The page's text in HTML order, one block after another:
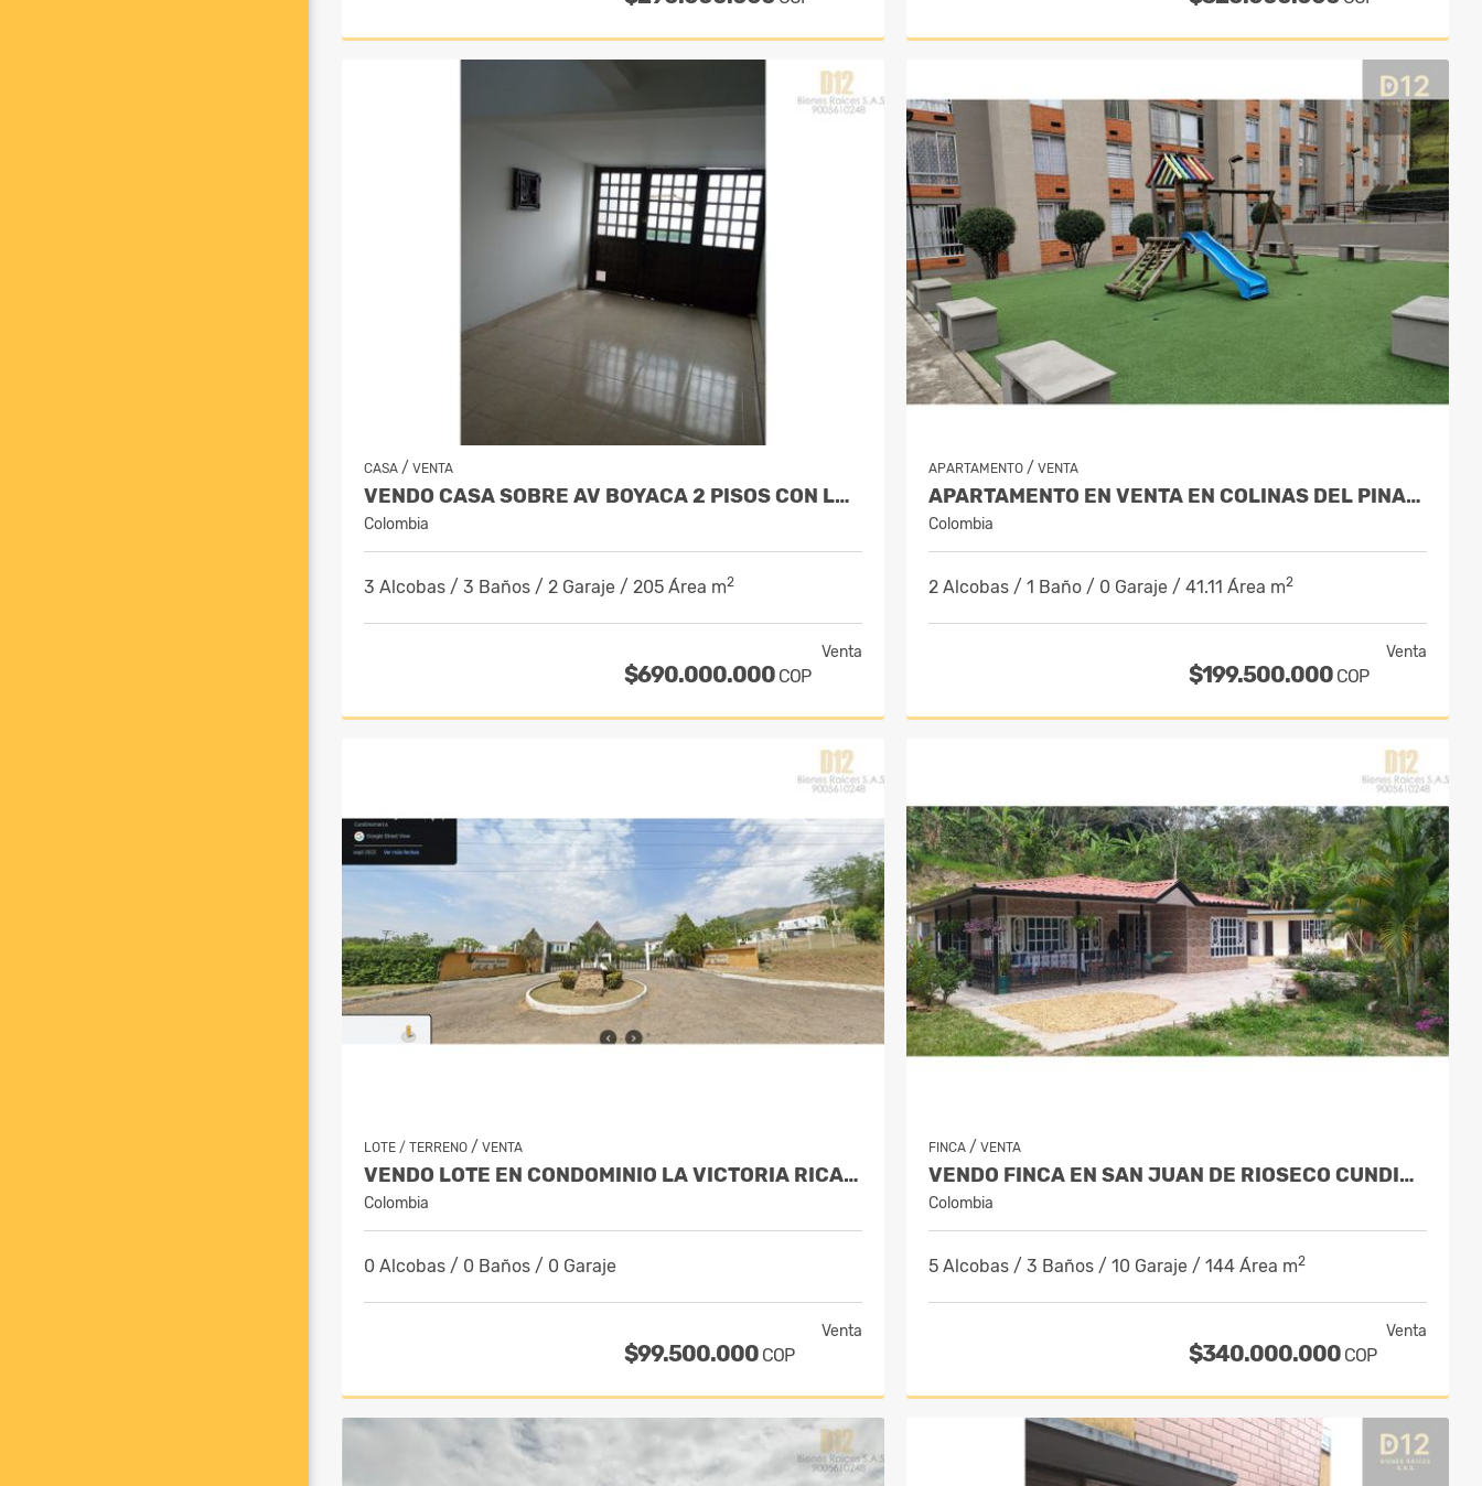
CASA / VENTA
VENDO CASA SOBRE AV BOYACA 2 PISOS CON LOCAL INDEPENDIENTE.
Colombia
3 Alcobas / 3 Baños / 2 Garaje / 205 Área m2
Venta
$690.000.000 COP
APARTAMENTO / VENTA
APARTAMENTO EN VENTA EN COLINAS DEL PINAR SUBA - PISO 4
Colombia
2 Alcobas / 1 Baño / 0 Garaje / 41.11 Área m2
Venta
$199.500.000 COP
LOTE / TERRENO / VENTA
VENDO LOTE EN CONDOMINIO LA VICTORIA RICAURTE GIRARDOT
Colombia
0 Alcobas / 0 Baños / 0 Garaje
Venta
$99.500.000 COP
FINCA / VENTA
VENDO FINCA EN SAN JUAN DE RIOSECO CUNDINAMARCA
Colombia
5 Alcobas / 3 Baños / 10 Garaje / 144 Área m2
Venta
$340.000.000 COP